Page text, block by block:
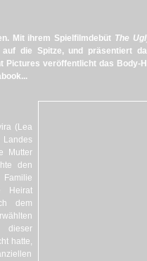
Mit ihrem Spielfilmdebüt The
die Spitze, und präsentiert
Pictures veröffentlicht das Body-
(Lea
Landes
Mutter
den
Heirat
dem
dieser
hatte,